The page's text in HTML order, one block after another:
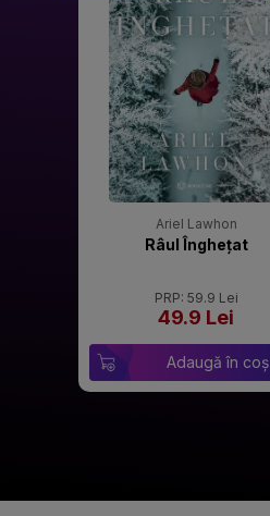
Ariel Lawhon
Râul Înghețat
PRP: 59.9 Lei
49.9 Lei
Adaugă în coș